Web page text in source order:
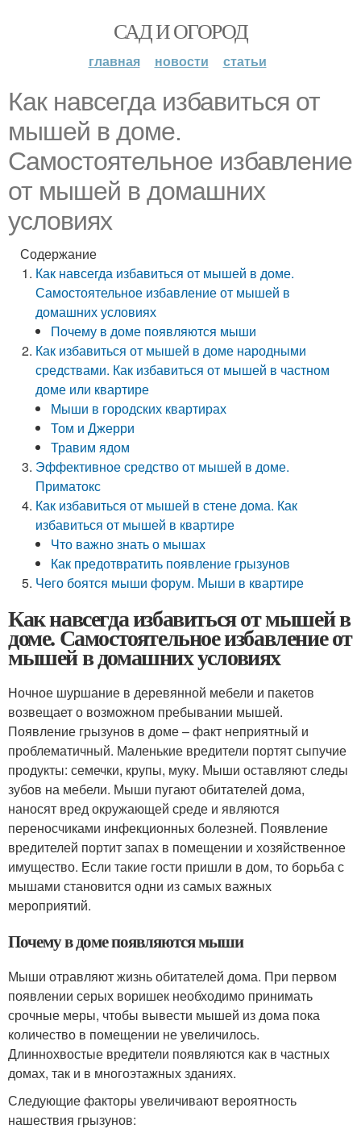
САД И ОГОРОД
главная новости статьи
Как навсегда избавиться от
мышей в доме.
Самостоятельное избавление
от мышей в домашних
условиях
Содержание
Как навсегда избавиться от мышей в доме.
Самостоятельное избавление от мышей в
домашних условиях
Почему в доме появляются мыши
Как избавиться от мышей в доме народными
средствами. Как избавиться от мышей в частном
доме или квартире
Мыши в городских квартирах
Том и Джерри
Травим ядом
Эффективное средство от мышей в доме.
Приматокс
Как избавиться от мышей в стене дома. Как
избавиться от мышей в квартире
Что важно знать о мышах
Как предотвратить появление грызунов
Чего боятся мыши форум. Мыши в квартире
Как навсегда избавиться от мышей в
доме. Самостоятельное избавление от
мышей в домашних условиях
Ночное шуршание в деревянной мебели и пакетов
возвещает о возможном пребывании мышей.
Появление грызунов в доме – факт неприятный и
проблематичный. Маленькие вредители портят сыпучие
продукты: семечки, крупы, муку. Мыши оставляют следы
зубов на мебели. Мыши пугают обитателей дома,
наносят вред окружающей среде и являются
переносчиками инфекционных болезней. Появление
вредителей портит запах в помещении и хозяйственное
имущество. Если такие гости пришли в дом, то борьба с
мышами становится одни из самых важных
мероприятий.
Почему в доме появляются мыши
Мыши отравляют жизнь обитателей дома. При первом
появлении серых воришек необходимо принимать
срочные меры, чтобы вывести мышей из дома пока
количество в помещении не увеличилось.
Длиннохвостые вредители появляются как в частных
домах, так и в многоэтажных зданиях.
Следующие факторы увеличивают вероятность
нашествия грызунов: